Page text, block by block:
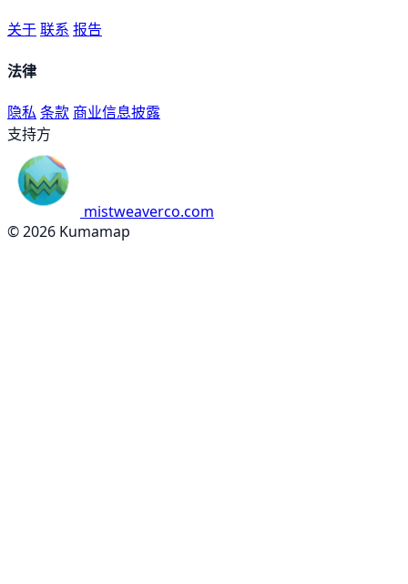
关于联系 报告
法律
隐私 条款 商业信息披露
支持方
mistweaverco.com
© 2026 Kumamap